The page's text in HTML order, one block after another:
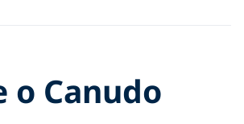
YouTube video
o Canudo